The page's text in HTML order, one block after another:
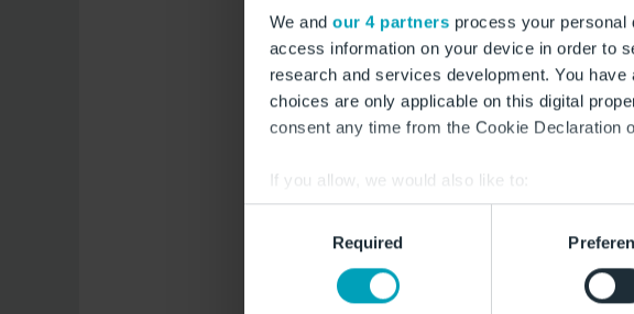
We and our 4 partners process your personal
access information on your device in order to
research and services development. You
choices are only applicable on this digital
consent any time from the Cookie Declaration
If you allow, we would also like to:
Collect information about your
Identify your device by actively
Find out more about how your personal data
Required